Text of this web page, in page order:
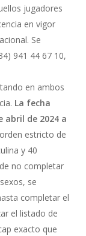
jugadores
en vigor
Se
941 44 67 10,
en ambos
La fecha
abril de 2024 a
estricto de
y 40
no completar
se
completar el
el listado de
exacto que